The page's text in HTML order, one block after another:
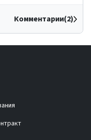
Комментарии(2)